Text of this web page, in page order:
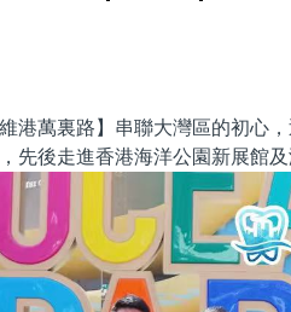
港萬裏路】串聯大灣區的初心
先後走進香港海洋公園新展館及